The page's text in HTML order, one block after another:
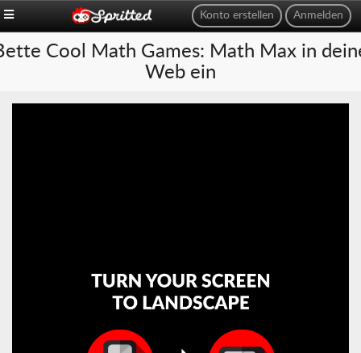
Anmelden
Konto erstellen
Cool Math Games: Math Max in
Web ein